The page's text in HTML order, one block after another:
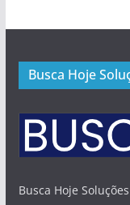
Busca Hoje
Busca Hoje